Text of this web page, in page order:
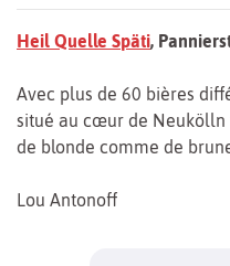
Heil Quelle Späti,
Avec plus de 60 bières
situé au cœur de Neukölln
de blonde comme de
Lou Antonoff